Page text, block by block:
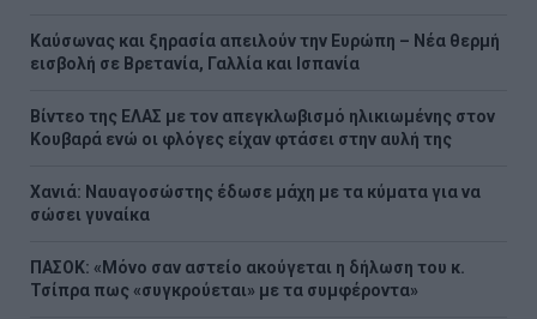
Καύσωνας και ξηρασία απειλούν την Ευρώπη – Νέα θερμή
εισβολή σε Βρετανία, Γαλλία και Ισπανία
Βίντεο της ΕΛΑΣ με τον απεγκλωβισμό ηλικιωμένης στον
Κουβαρά ενώ οι φλόγες είχαν φτάσει στην αυλή της
Χανιά: Ναυαγοσώστης έδωσε μάχη με τα κύματα για να
σώσει γυναίκα
ΠΑΣΟΚ: «Μόνο σαν αστείο ακούγεται η δήλωση του κ.
Τσίπρα πως «συγκρούεται» με τα συμφέροντα»